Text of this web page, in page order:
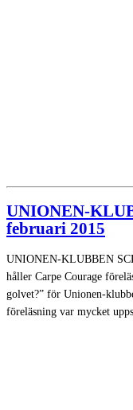
UNIONEN-
februari 2015
UNIONEN-KLUBBEN
håller Carpe Courage
golvet?” för Unionen-
föreläsning var mycket